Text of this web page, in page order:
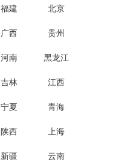
福建 北京
广西 贵州
河南 黑龙江
吉林 江西
宁夏 青海
陕西 上海
新疆 云南